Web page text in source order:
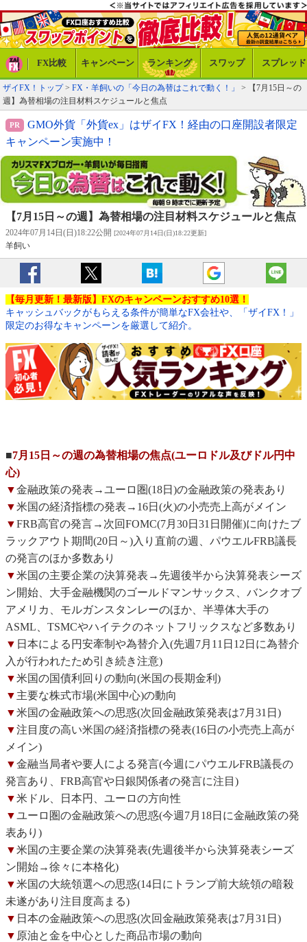
FX比較 キャンペーン ランキング スワップ スプレッド
ザイFX！トップ> FX・羊飼いの「今日の為替はこれで動く！」
> 【7月15日～の
週】為替相場の注目材料スケジュールと焦点
GMO外貨「外貨ex」はザイFX！経由の口座開設者限定
キャンペーン実施中！
【7月15日～の週】為替相場の注目材料スケジュールと焦点
2024年07月14日(日)18:22公開 [2024年07月14日(日)18:22更新]
羊飼い
【毎月更新！最新版】FXのキャンペーンおすすめ10選！
キャッシュバックがもらえる条件が簡単なFX会社や、「ザイFX！」
限定のお得なキャンペーンを厳選して紹介。
■7月15日～の週の為替相場の焦点(ユーロドル及びドル円中
心)
▼金融政策の発表→ユーロ圏(18日)の金融政策の発表あり
▼米国の経済指標の発表→16日(火)の小売売上高がメイン
▼FRB高官の発言→次回FOMC(7月30日31日開催)に向けたブ
ラックアウト期間(20日～)入り直前の週、パウエルFRB議長
の発言のほか多数あり
▼米国の主要企業の決算発表→先週後半から決算発表シーズ
ン開始、大手金融機関のゴールドマンサックス、バンクオブ
アメリカ、モルガンスタンレーのほか、半導体大手の
ASML、TSMCやハイテクのネットフリックスなど多数あり
▼ 日本による円安牽制や為替介入(先週7月11日12日に為替介
入が行われたため引き続き注意)
▼米国の国債利回りの動向(米国の長期金利)
▼ 主要な株式市場(米国中心)の動向
▼米国の金融政策への思惑(次回金融政策発表は7月31日)
▼注目度の高い米国の経済指標の発表(16日の小売売上高が
メイン)
▼金融当局者や要人による発言(今週にパウエルFRB議長の
発言あり、FRB高官や日銀関係者の発言に注目)
▼米ドル、日本円、ユーロの方向性
▼ユーロ圏の金融政策への思惑(今週7月18日に金融政策の発
表あり)
▼米国の主要企業の決算発表(先週後半から決算発表シーズ
ン開始→徐々に本格化)
▼米国の大統領選への思惑(14日にトランプ前大統領の暗殺
未遂があり注目度高まる)
▼ 日本の金融政策への思惑(次回金融政策発表は7月31日)
▼ 原油と金を中心とした商品市場の動向